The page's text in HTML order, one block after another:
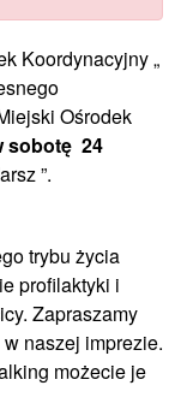
Koordynacyjny „
Ośrodek
sobotę 24
”.
trybu życia
profilaktyki i
Zapraszamy
naszej imprezie.
możecie je